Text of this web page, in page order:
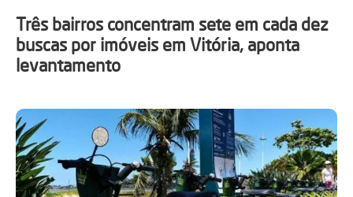
Três bairros concentram sete em cada dez
buscas por imóveis em Vitória, aponta
levantamento